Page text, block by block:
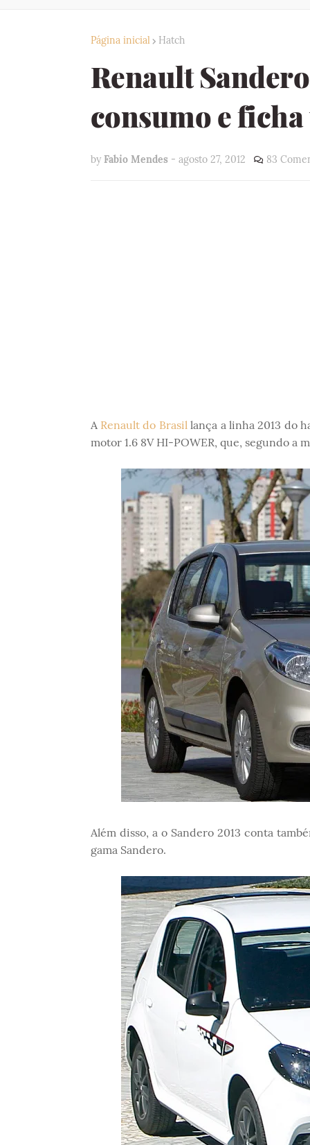
Página inicial Hatch
Renault
consumo e
by Fabio Mendes - agosto 27, 2012 83
A Renault do Brasillança a linha 2013 do
motor 1.6 8V HI-POWER, que, segundo a
Além disso, a o Sandero 2013 conta
gama Sandero.